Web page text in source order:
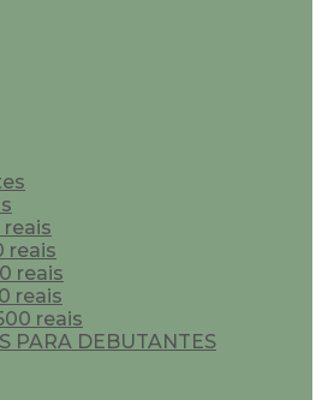
reais
reais
reais
reais
reais
PARA DEBUTANTES